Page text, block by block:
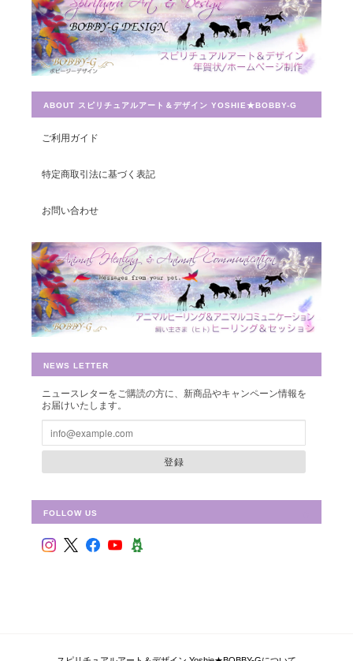
とても迅速に対応していただき感謝しています。 ありがとうござ
いました。
宇宙への願い／エネルギーカードNo.014
この度は素敵なカードを送って頂きありがとうございました。 大
豊かさを受け取る♪豊かさ・豊かさの循環／エネルギーカード
2019/07/26
早速お財布に入れさせて頂きました。 ありがとうございました。
2018/10/08
フラワー・オブ・ライフ 【神聖幾何学エネルギーカード】F-02
2018/09/09
ABOUT スピリチュアルアート＆デザイン YOSHIE★BOBBY-G
ご利用ガイド
特定商取引法に基づく表記
お問い合わせ
NEWS LETTER
ニュースレターをご購読の方に、新商品やキャンペーン情報を
お届けいたします。
登録
FOLLOW US